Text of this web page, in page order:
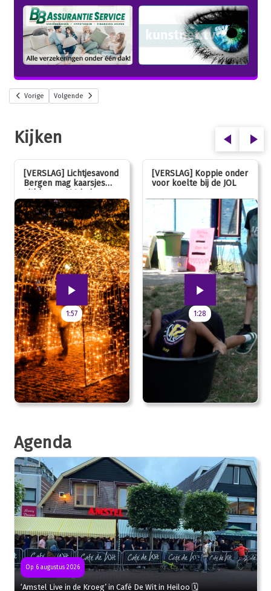
Vorige Volgende
Kijken
[VERSLAG] Lichtjesavond
Bergen mag kaarsjes
uitblazen: 100 jarig
jubileum!
1:57
[VERSLAG] Koppie onder
voor koelte bij de JOL
1:28
Agenda
Op 6 augustus 2026
‘Amstel Live in de Kroeg’ in Café De Wit in Heiloo 🗓